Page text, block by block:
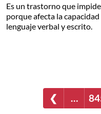
Es un trastorno que
porque afecta la
lenguaje verbal y escrito.
❮ …